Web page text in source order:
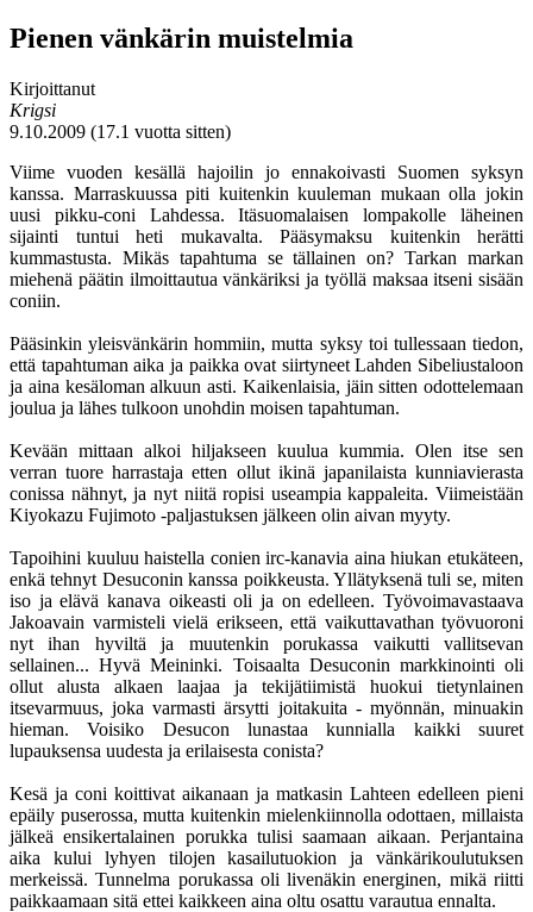
Pienen vänkärin muistelmia
Kirjoittanut
Krigsi
9.10.2009 (17.1 vuotta sitten)
Viime vuoden kesällä hajoilin jo ennakoivasti Suomen syksyn
kanssa. Marraskuussa piti kuitenkin kuuleman mukaan olla jokin
uusi pikku-coni Lahdessa. Itäsuomalaisen lompakolle läheinen
sijainti tuntui heti mukavalta. Pääsymaksu kuitenkin herätti
kummastusta. Mikäs tapahtuma se tällainen on? Tarkan markan
miehenä päätin ilmoittautua vänkäriksi ja työllä maksaa itseni sisään
coniin.
Pääsinkin yleisvänkärin hommiin, mutta syksy toi tullessaan tiedon,
että tapahtuman aika ja paikka ovat siirtyneet Lahden Sibeliustaloon
ja aina kesäloman alkuun asti. Kaikenlaisia, jäin sitten odottelemaan
joulua ja lähes tulkoon unohdin moisen tapahtuman.
Kevään mittaan alkoi hiljakseen kuulua kummia. Olen itse sen
verran tuore harrastaja etten ollut ikinä japanilaista kunniavierasta
conissa nähnyt, ja nyt niitä ropisi useampia kappaleita. Viimeistään
Kiyokazu Fujimoto -paljastuksen jälkeen olin aivan myyty.
Tapoihini kuuluu haistella conien irc-kanavia aina hiukan etukäteen,
enkä tehnyt Desuconin kanssa poikkeusta. Yllätyksenä tuli se, miten
iso ja elävä kanava oikeasti oli ja on edelleen. Työvoimavastaava
Jakoavain varmisteli vielä erikseen, että vaikuttavathan työvuoroni
nyt ihan hyviltä ja muutenkin porukassa vaikutti vallitsevan
sellainen... Hyvä Meininki. Toisaalta Desuconin markkinointi oli
ollut alusta alkaen laajaa ja tekijätiimistä huokui tietynlainen
itsevarmuus, joka varmasti ärsytti joitakuita - myönnän, minuakin
hieman. Voisiko Desucon lunastaa kunnialla kaikki suuret
lupauksensa uudesta ja erilaisesta conista?
Kesä ja coni koittivat aikanaan ja matkasin Lahteen edelleen pieni
epäily puserossa, mutta kuitenkin mielenkiinnolla odottaen, millaista
jälkeä ensikertalainen porukka tulisi saamaan aikaan. Perjantaina
aika kului lyhyen tilojen kasailutuokion ja vänkärikoulutuksen
merkeissä. Tunnelma porukassa oli livenäkin energinen, mikä riitti
paikkaamaan sitä ettei kaikkeen aina oltu osattu varautua ennalta.